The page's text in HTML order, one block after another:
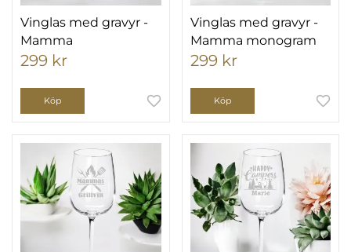
Vinglas med gravyr -
Mamma
299 kr
Köp
Vinglas med gravyr -
Mamma monogram
299 kr
Köp